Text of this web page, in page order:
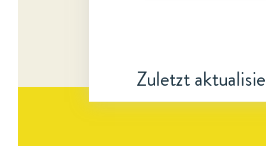
Zuletzt